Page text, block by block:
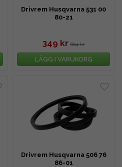
Drivrem Husqvarna 531 00
80-21
349 kr 604 kr
LÄGG I VARUKORG
Drivrem Husqvarna 506 76
86-01